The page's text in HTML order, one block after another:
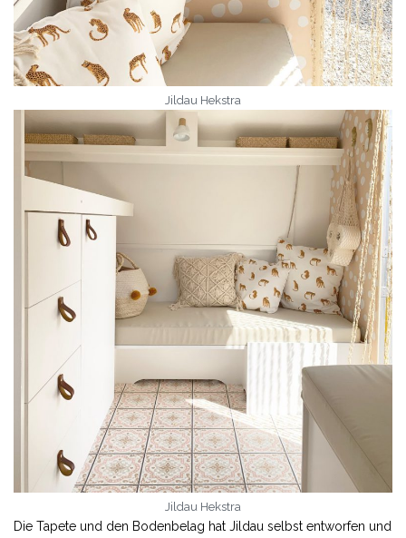
Jildau Hekstra
Jildau Hekstra
Die Tapete und den Bodenbelag hat Jildau selbst entworfen und